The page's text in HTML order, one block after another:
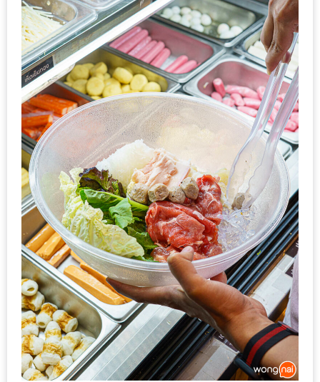
เดย์
อินน์
เชียงใหม่
PANDA
TIME
:
ทำไม
เรา
ไม่
ทำ
อาหาร
ทาน
เอง?
SHOP
TOP
10
รีวิว